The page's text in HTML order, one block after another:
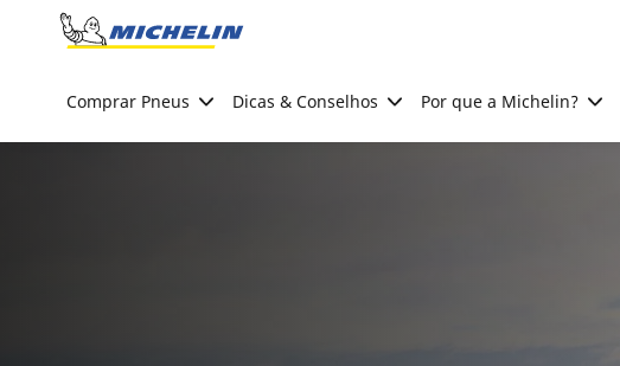
Go to page content
Comprar Pneus Dicas & Conselhos Por que a Michelin?